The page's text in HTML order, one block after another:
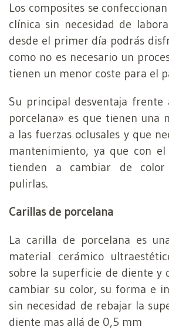
Los composites se
clínica sin necesidad de
desde el primer día podrás
como no es necesario un
tienen un menor coste para el
Su principal desventaja frente
porcelana» es que tienen una
a las fuerzas oclusales y que
mantenimiento, ya que con
tienden a cambiar de
pulirlas.
Carillas de porcelana
La carilla de porcelana es
material cerámico
sobre la superficie de diente y
cambiar su color, su forma e
sin necesidad de rebajar la
diente mas allá de 0,5 mm